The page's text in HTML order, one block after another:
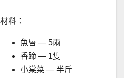
材料：
魚唇 — 5兩
香蹄 — 1隻
小棠菜 — 半斤